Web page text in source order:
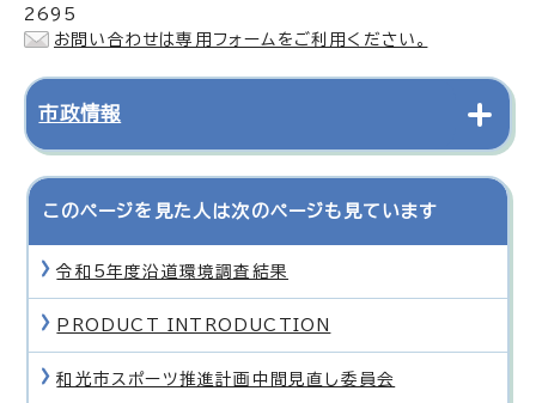
2695
お問い合わせは専用フォームをご利用ください。
市政情報
このページを見た人は次のページも見ています
令和5年度沿道環境調査結果
PRODUCT INTRODUCTION
和光市スポーツ推進計画中間見直し委員会